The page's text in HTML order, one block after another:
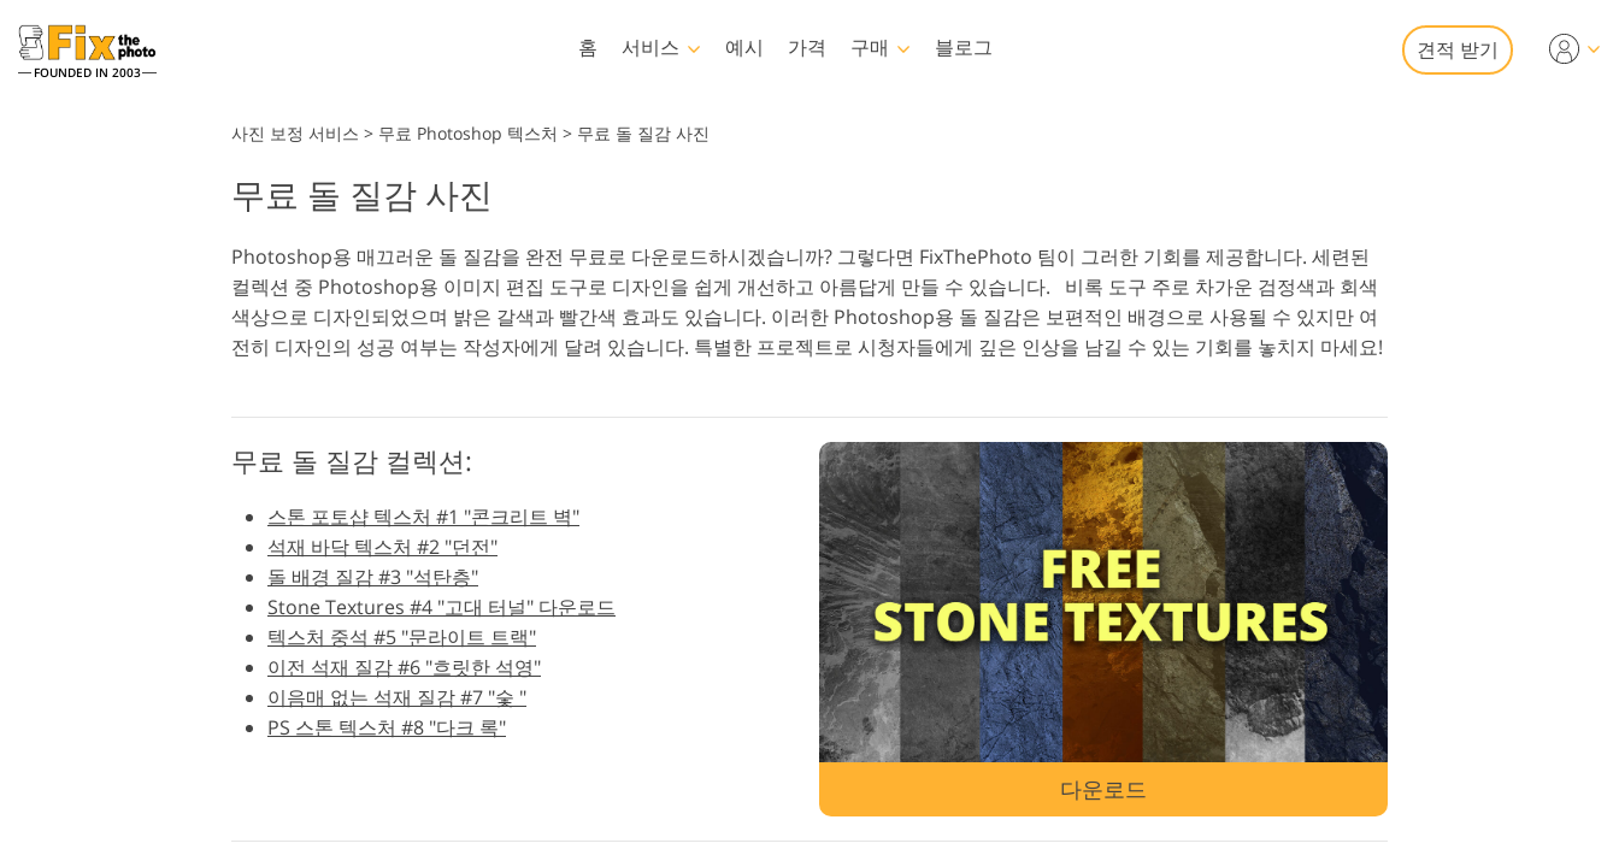
FOUNDED IN 2003
홈 서비스
제품 리터칭 서비스 AI 훈련 데이터 비디오 편집 서비스
예시 가격 구매
Lightroom
라이트룸 사전 설정
베스트 딜 프리셋
모바일 컬렉션
Photoshop
포토샵 오버레이
포토샵 텍스처
Ps Actions 전체 컬렉션
Ps 오버레이 전체 컬렉션
발렌타인 데이 카드
결혼식 초대장
어린이 생일 초대장
블로그 견적 받기
사진 보정 서비스 > 무료 Photoshop 텍스처 > 무료 돌 질감 사진
무료 돌 질감 사진
Photoshop용 매끄러운 돌 질감을 완전 무료로 다운로드하시겠습니까? 그렇다면 FixThePhoto 팀이 그러한 기회를 제공합니다. 세련된
컬렉션 중 Photoshop용 이미지 편집 도구로 디자인을 쉽게 개선하고 아름답게 만들 수 있습니다. 비록 도구 주로 차가운 검정색과 회색
색상으로 디자인되었으며 밝은 갈색과 빨간색 효과도 있습니다. 이러한 Photoshop용 돌 질감은 보편적인 배경으로 사용될 수 있지만 여
전히 디자인의 성공 여부는 작성자에게 달려 있습니다. 특별한 프로젝트로 시청자들에게 깊은 인상을 남길 수 있는 기회를 놓치지 마세요!
무료 돌 질감 컬렉션:
스톤 포토샵 텍스처 #1 "콘크리트 벽"
석재 바닥 텍스처 #2 "던전"
돌 배경 질감 #3 "석탄층"
Stone Textures #4 "고대 터널" 다운로드
텍스처 중석 #5 "문라이트 트랙"
이전 석재 질감 #6 "흐릿한 석영"
이음매 없는 석재 질감 #7 "숯 "
PS 스톤 텍스처 #8 "다크 록"
다운로드